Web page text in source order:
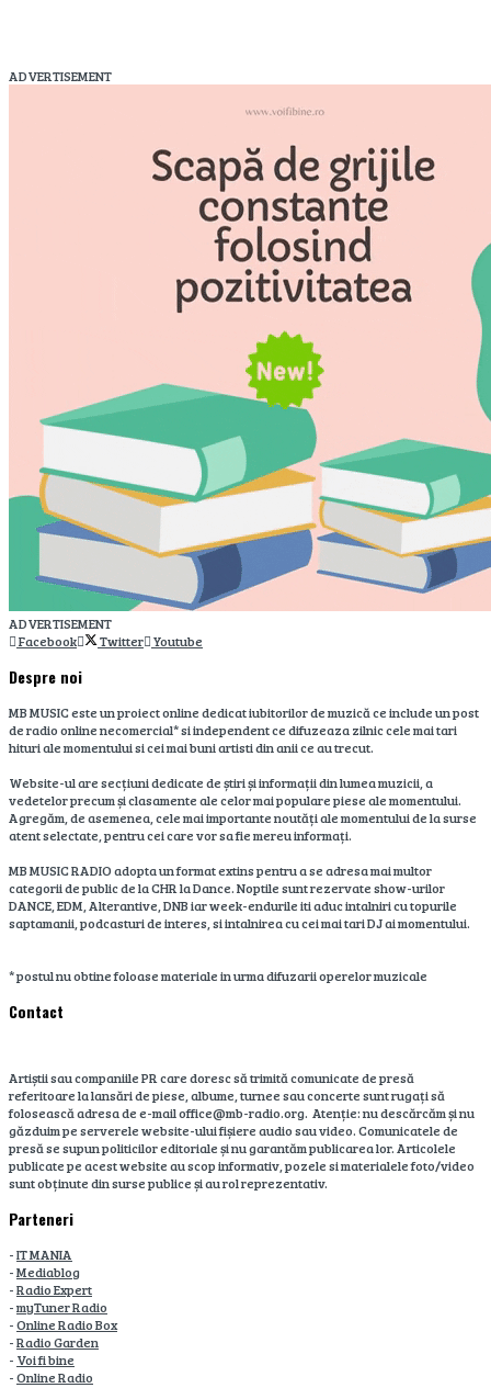
ADVERTISEMENT
ADVERTISEMENT
Facebook
Twitter Youtube
Despre noi
MB MUSIC este un proiect online dedicat iubitorilor de muzică ce include un post
de radio online necomercial* si independent ce difuzeaza zilnic cele mai tari
hituri ale momentului si cei mai buni artisti din anii ce au trecut.
Website-ul are secțiuni dedicate de știri și informații din lumea muzicii, a
vedetelor precum și clasamente ale celor mai populare piese ale momentului.
Agregăm, de asemenea, cele mai importante noutăți ale momentului de la surse
atent selectate, pentru cei care vor sa fie mereu informați.
MB MUSIC RADIO adopta un format extins pentru a se adresa mai multor
categorii de public de la CHR la Dance. Noptile sunt rezervate show-urilor
DANCE, EDM, Alterantive, DNB iar week-endurile iti aduc intalniri cu topurile
saptamanii, podcasturi de interes, si intalnirea cu cei mai tari DJ ai momentului.
* postul nu obtine foloase materiale in urma difuzarii operelor muzicale
Contact
Artiștii sau companiile PR care doresc să trimită comunicate de presă
referitoare la lansări de piese, albume, turnee sau concerte sunt rugați să
folosească adresa de e-mail office@mb-radio.org. Atenție: nu descărcăm și nu
găzduim pe serverele website-ului fișiere audio sau video. Comunicatele de
presă se supun politicilor editoriale și nu garantăm publicarea lor. Articolele
publicate pe acest website au scop informativ, pozele si materialele foto/video
sunt obținute din surse publice și au rol reprezentativ.
Parteneri
-IT MANIA
-Mediablog
-Radio Expert
-myTuner Radio
-Online Radio Box
-Radio Garden
- Voi fi bine
-Online Radio